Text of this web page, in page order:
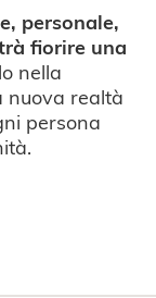
personale,
fiorire una
nella
nuova realtà
persona